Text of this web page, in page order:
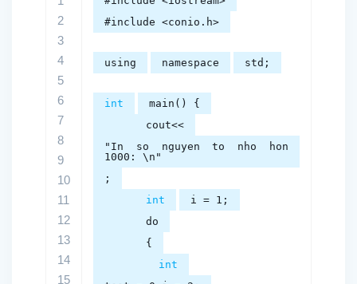
2
3
4
5
6
7
8
9
10
11
12
13
14
15
#include <conio.h>
using namespace std;
int
main() {
cout<<
"In so nguyen to nho hon
1000: \n"
;
int
i = 1;
do
{
int